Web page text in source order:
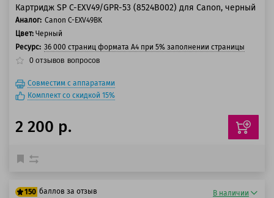
Картридж SP C-EXV49/GPR-53 (8524B002) для Canon, черный
Аналог: Canon C-EXV49BK
Цвет: Черный
Ресурс: 36 000 страниц формата А4 при 5% заполнении страницы
0 отзывов вопросов
Совместим с аппаратами
Комплект со скидкой 15%
2 200 р.
150 баллов за отзыв В наличии